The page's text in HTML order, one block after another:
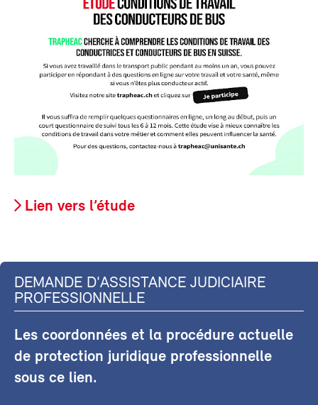
Lien vers l’étude
DEMANDE D'ASSISTANCE JUDICIAIRE
PROFESSIONNELLE
Les coordonnées et la procédure actuelle
de protection juridique professionnelle
sous ce lien.